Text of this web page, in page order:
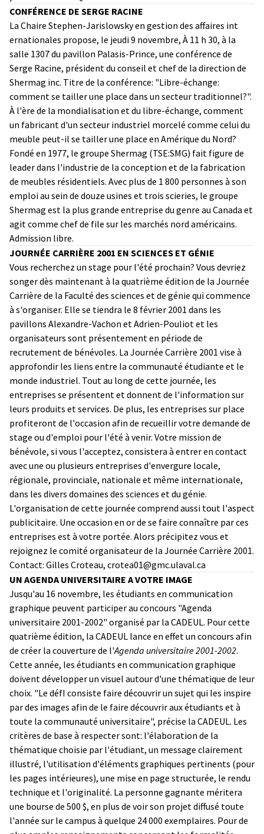
CONFÉRENCE DE SERGE RACINE
La Chaire Stephen-Jarislowsky en gestion des affaires int
ernationales propose, le jeudi 9 novembre, À 11 h 30, à la
salle 1307 du pavillon Palasis-Prince, une conférence de
Serge Racine, président du conseil et chef de la direction de
Shermag inc. Titre de la conférence: "Libre-échange:
comment se tailler une place dans un secteur traditionnel?".
À l'ère de la mondialisation et du libre-échange, comment
un fabricant d'un secteur industriel morcelé comme celui du
meuble peut-il se tailler une place en Amérique du Nord?
Fondé en 1977, le groupe Shermag (TSE:SMG) fait figure de
leader dans l'industrie de la conception et de la fabrication
de meubles résidentiels. Avec plus de 1 800 personnes à son
emploi au sein de douze usines et trois scieries, le groupe
Shermag est la plus grande entreprise du genre au Canada et
agit comme chef de file sur les marchés nord américains.
Admission libre.
JOURNÉE CARRIÈRE 2001 EN SCIENCES ET GÉNIE
Vous recherchez un stage pour l'été prochain? Vous devriez
songer dès maintenant à la quatrième édition de la Journée
Carrière de la Faculté des sciences et de génie qui commence
à s'organiser. Elle se tiendra le 8 février 2001 dans les
pavillons Alexandre-Vachon et Adrien-Pouliot et les
organisateurs sont présentement en période de
recrutement de bénévoles. La Journée Carrière 2001 vise à
approfondir les liens entre la communauté étudiante et le
monde industriel. Tout au long de cette journée, les
entreprises se présentent et donnent de l'information sur
leurs produits et services. De plus, les entreprises sur place
profiteront de l'occasion afin de recueillir votre demande de
stage ou d'emploi pour l'été à venir. Votre mission de
bénévole, si vous l'acceptez, consistera à entrer en contact
avec une ou plusieurs entreprises d'envergure locale,
régionale, provinciale, nationale et même internationale,
dans les divers domaines des sciences et du génie.
L'organisation de cette journée comprend aussi tout l'aspect
publicitaire. Une occasion en or de se faire connaître par ces
entreprises est à votre portée. Alors précipitez vous et
rejoignez le comité organisateur de la Journée Carrière 2001.
Contact: Gilles Croteau, crotea01@gmc.ulaval.ca
UN AGENDA UNIVERSITAIRE A VOTRE IMAGE
Jusqu'au 16 novembre, les étudiants en communication
graphique peuvent participer au concours "Agenda
universitaire 2001-2002" organisé par la CADEUL. Pour cette
quatrième édition, la CADEUL lance en effet un concours afin
de créer la couverture de l'Agenda universitaire 2001-2002.
Cette année, les étudiants en communication graphique
doivent développer un visuel autour d'une thématique de leur
choix. "Le défI consiste faire découvrir un sujet qui les inspire
par des images afin de le faire découvrir aux étudiants et à
toute la communauté universitaire", précise la CADEUL. Les
critères de base à respecter sont: l'élaboration de la
thématique choisie par l'étudiant, un message clairement
illustré, l'utilisation d'éléments graphiques pertinents (pour
les pages intérieures), une mise en page structurée, le rendu
technique et l'originalité. La personne gagnante méritera
une bourse de 500 $, en plus de voir son projet diffusé toute
l'année sur le campus à quelque 24 000 exemplaires. Pour de